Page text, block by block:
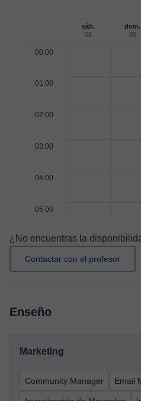
sáb.
08
dom.
09
00:00
01:00
02:00
03:00
04:00
05:00
¿No encuentras la
Contactar con el profesor
Enseño
Marketing
Community Manager Email